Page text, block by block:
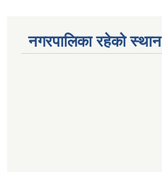
नगरपालिका रहेको स्थान